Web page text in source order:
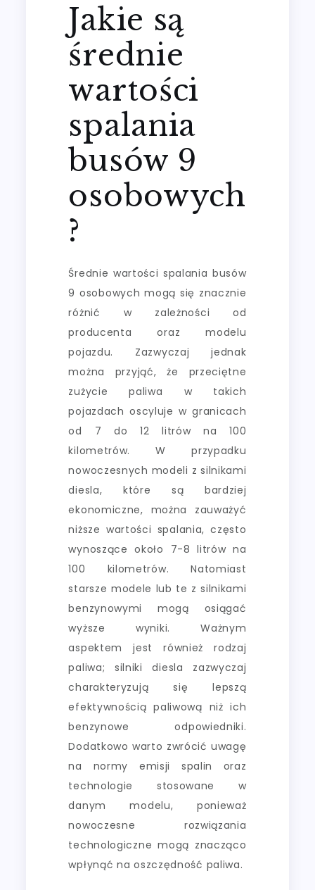
Jakie są
średnie
wartości
spalania
busów 9
osobowych
?
Średnie wartości spalania busów
9 osobowych mogą się znacznie
różnić w zależności od
producenta oraz modelu
pojazdu. Zazwyczaj jednak
można przyjąć, że przeciętne
zużycie paliwa w takich
pojazdach oscyluje w granicach
od 7 do 12 litrów na 100
kilometrów. W przypadku
nowoczesnych modeli z silnikami
diesla, które są bardziej
ekonomiczne, można zauważyć
niższe wartości spalania, często
wynoszące około 7-8 litrów na
100 kilometrów. Natomiast
starsze modele lub te z silnikami
benzynowymi mogą osiągać
wyższe wyniki. Ważnym
aspektem jest również rodzaj
paliwa; silniki diesla zazwyczaj
charakteryzują się lepszą
efektywnością paliwową niż ich
benzynowe odpowiedniki.
Dodatkowo warto zwrócić uwagę
na normy emisji spalin oraz
technologie stosowane w
danym modelu, ponieważ
nowoczesne rozwiązania
technologiczne mogą znacząco
wpłynąć na oszczędność paliwa.